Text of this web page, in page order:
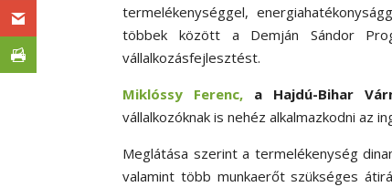
termelékenységgel,
többek között a Demján Sándor
vállalkozásfejlesztést.
Miklóssy Ferenc,
a Hajdú-Bihar
vállalkozóknak is nehéz alkalmazkodni az
Meglátása szerint a termelékenység
valamint több munkaerőt szükséges